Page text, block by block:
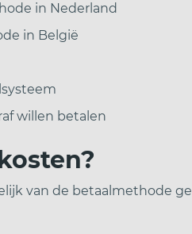
in Nederland
in België
willen betalen
van de betaalmethode